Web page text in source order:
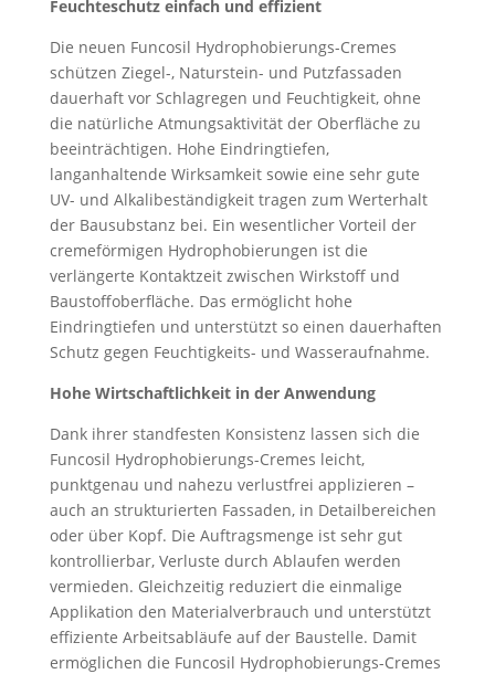
Feuchteschutz einfach und effizient
Die neuen Funcosil Hydrophobierungs-Cremes
schützen Ziegel-, Naturstein- und Putzfassaden
dauerhaft vor Schlagregen und Feuchtigkeit, ohne
die natürliche Atmungsaktivität der Oberfläche zu
beeinträchtigen. Hohe Eindringtiefen,
langanhaltende Wirksamkeit sowie eine sehr gute
UV- und Alkalibeständigkeit tragen zum Werterhalt
der Bausubstanz bei. Ein wesentlicher Vorteil der
cremeförmigen Hydrophobierungen ist die
verlängerte Kontaktzeit zwischen Wirkstoff und
Baustoffoberfläche. Das ermöglicht hohe
Eindringtiefen und unterstützt so einen dauerhaften
Schutz gegen Feuchtigkeits- und Wasseraufnahme.
Hohe Wirtschaftlichkeit in der Anwendung
Dank ihrer standfesten Konsistenz lassen sich die
Funcosil Hydrophobierungs-Cremes leicht,
punktgenau und nahezu verlustfrei applizieren –
auch an strukturierten Fassaden, in Detailbereichen
oder über Kopf. Die Auftragsmenge ist sehr gut
kontrollierbar, Verluste durch Ablaufen werden
vermieden. Gleichzeitig reduziert die einmalige
Applikation den Materialverbrauch und unterstützt
effiziente Arbeitsabläufe auf der Baustelle. Damit
ermöglichen die Funcosil Hydrophobierungs-Cremes